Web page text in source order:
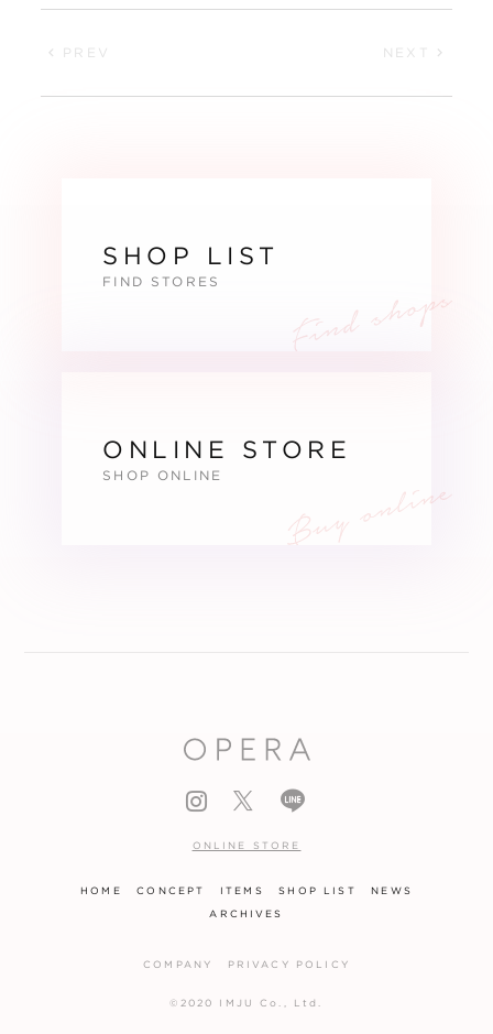
PREV NEXT
SHOP LIST
FIND STORES
ONLINE STORE
SHOP ONLINE
ONLINE STORE
©2020 IMJU Co., Ltd.
HOME CONCEPT ITEMS SHOP LIST
NEWS
ARCHIVES
COMPANY PRIVACY POLICY